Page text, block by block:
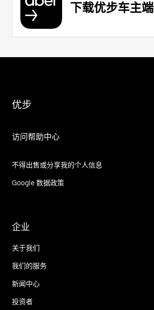
下载优步车主端
优步
访问帮助中心
不得出售或分享我的个人信息
Google 数据政策
企业
关于我们
我们的服务
新闻中心
投资者